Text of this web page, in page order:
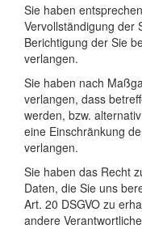
Sie haben
Vervollständigung der
Berichtigung der Sie
verlangen.
Sie haben nach
verlangen, dass
werden, bzw.
eine Einschränkung
verlangen.
Sie haben das Recht
Daten, die Sie uns
Art. 20 DSGVO zu
andere